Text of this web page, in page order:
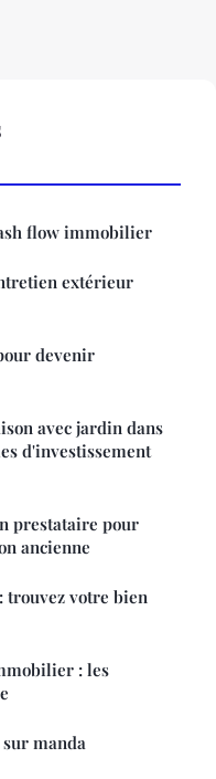
flow immobilier
extérieur
devenir
avec jardin dans
d'investissement
prestataire pour
ancienne
trouvez votre bien
: les
manda